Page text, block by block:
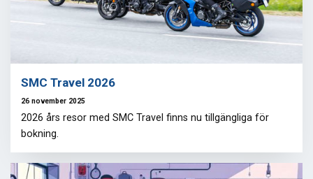
SMC Travel 2026
26 november 2025
2026 års resor med SMC Travel finns nu tillgängliga för
bokning.